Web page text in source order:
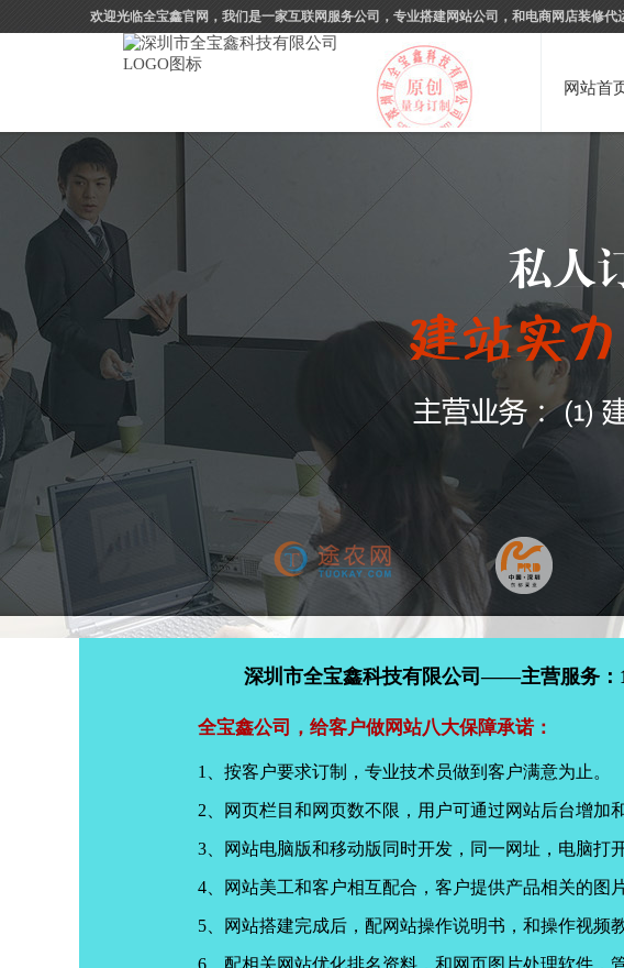
欢迎光临全宝鑫官网，我们是一家互联网服务公司，专业搭建网站公司，和电商网店装修代
网站首
深圳市全宝鑫科技有限公司——主营服务：
全宝鑫公司，给客户做网站八大保障承诺：
1、按客户要求订制，专业技术员做到客户满意为止。
2、网页栏目和网页数不限，用户可通过网站后台增加
3、网站电脑版和移动版同时开发，同一网址，电脑打
4、网站美工和客户相互配合，客户提供产品相关的图
5、网站搭建完成后，配网站操作说明书，和操作视频教
6、配相关网站优化排名资料，和网页图片处理软件，